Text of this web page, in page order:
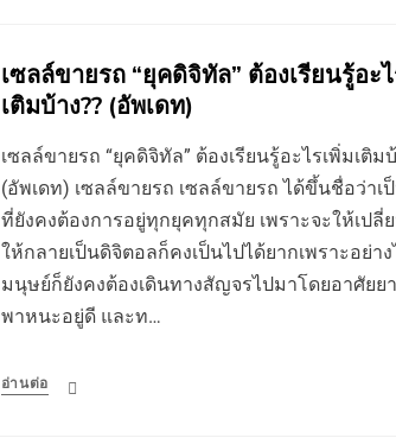
เซลล์ขายรถ “ยุคดิจิทัล” ต้องเรียนรู้อะ
เติมบ้าง?? (อัพเดท)
เซลล์ขายรถ “ยุคดิจิทัล” ต้องเรียนรู้อะไรเพิ่มเติม
(อัพเดท) เซลล์ขายรถ เซลล์ขายรถ ได้ขึ้นชื่อว่าเ
ที่ยังคงต้องการอยู่ทุกยุคทุกสมัย เพราะจะให้เปลี่
ให้กลายเป็นดิจิตอลก็คงเป็นไปได้ยากเพราะอย่า
มนุษย์ก็ยังคงต้องเดินทางสัญจรไปมาโดยอาศัยย
พาหนะอยู่ดี และท…
อ่านต่อ